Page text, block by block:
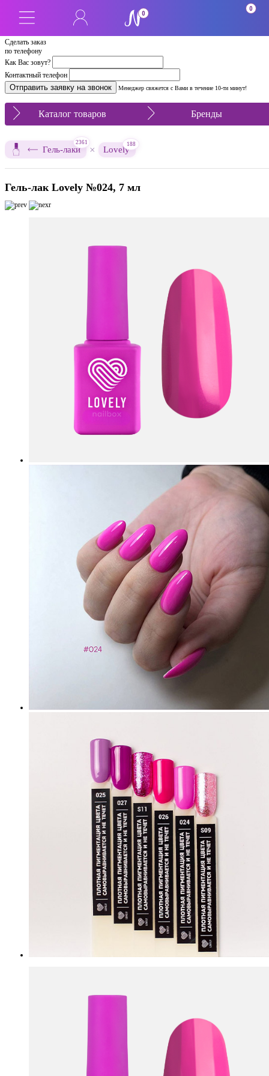
Сделать заказ
по телефону
Как Вас зовут?
Контактный телефон
Менеджер свяжется с Вами в течение 10-ти минут!
0
0
Каталог товаров Бренды
Гель-лаки
2361
× Lovely
188
Гель-лак Lovely №024, 7 мл